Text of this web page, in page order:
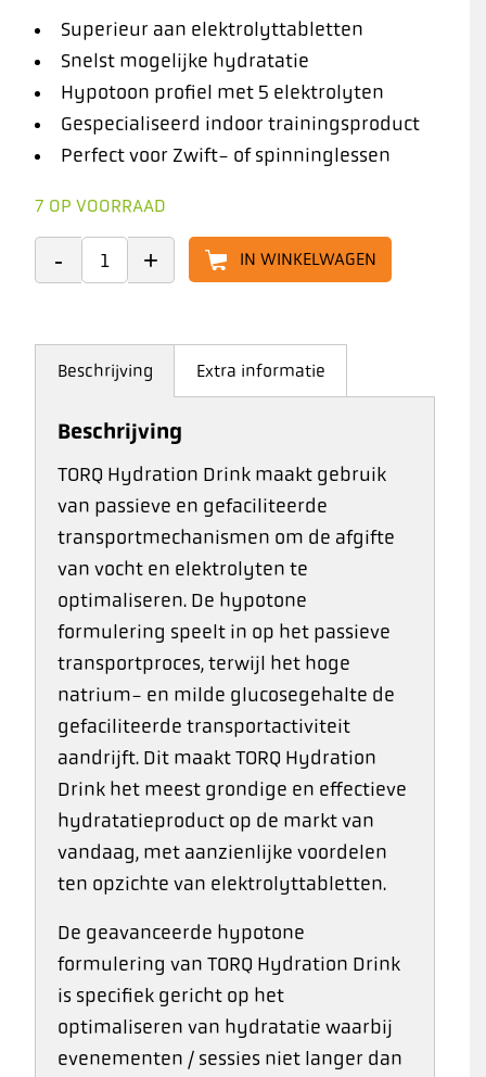
Superieur aan elektrolyttabletten
Snelst mogelijke hydratatie
Hypotoon profiel met 5 elektrolyten
Gespecialiseerd indoor trainingsproduct
Perfect voor Zwift- of spinninglessen
7 OP VOORRAAD
IN WINKELWAGEN
Beschrijving Extra informatie
Beschrijving
TORQ Hydration Drink maakt gebruik
van passieve en gefaciliteerde
transportmechanismen om de afgifte
van vocht en elektrolyten te
optimaliseren. De hypotone
formulering speelt in op het passieve
transportproces, terwijl het hoge
natrium- en milde glucosegehalte de
gefaciliteerde transportactiviteit
aandrijft. Dit maakt TORQ Hydration
Drink het meest grondige en effectieve
hydratatieproduct op de markt van
vandaag, met aanzienlijke voordelen
ten opzichte van elektrolyttabletten.
De geavanceerde hypotone
formulering van TORQ Hydration Drink
is specifiek gericht op het
optimaliseren van hydratatie waarbij
evenementen / sessies niet langer dan